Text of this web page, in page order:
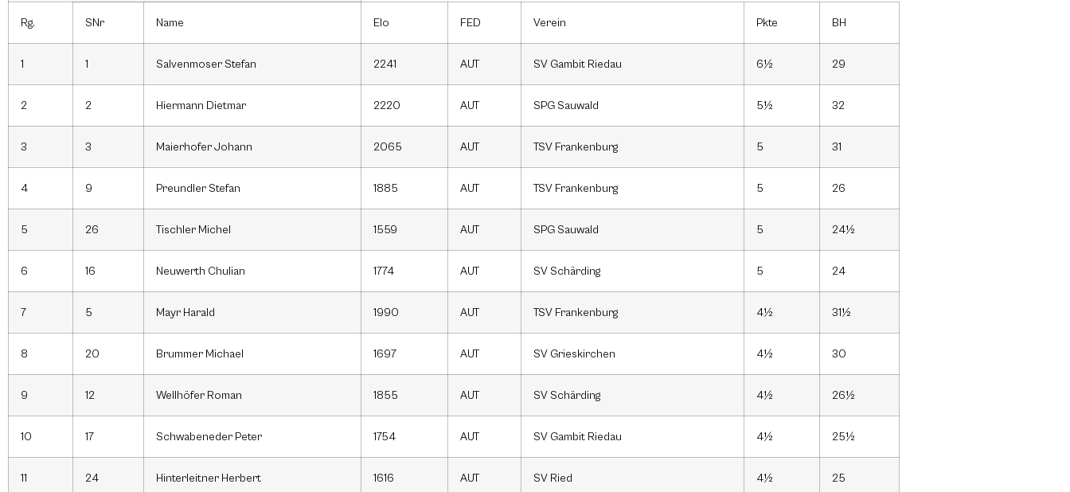
Rg. SNr Name Elo FED Verein Pkte BH
1 1 Salvenmoser Stefan 2241 AUT SV Gambit Riedau 6½ 29
2 2 Hiermann Dietmar 2220 AUT SPG Sauwald 5½ 32
3 3 Maierhofer Johann 2065 AUT TSV Frankenburg 5 31
4 9 Preundler Stefan 1885 AUT TSV Frankenburg 5 26
5 26 Tischler Michel 1559 AUT SPG Sauwald 5 24½
6 16 Neuwerth Chulian 1774 AUT SV Schärding 5 24
7 5 Mayr Harald 1990 AUT TSV Frankenburg 4½ 31½
8 20 Brummer Michael 1697 AUT SV Grieskirchen 4½ 30
9 12 Wellhöfer Roman 1855 AUT SV Schärding 4½ 26½
10 17 Schwabeneder Peter 1754 AUT SV Gambit Riedau 4½ 25½
11 24 Hinterleitner Herbert 1616 AUT SV Ried 4½ 25